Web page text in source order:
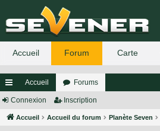
ac
co
Accueil Forums
Connexion Inscription
Accueil Accueil du forum Planète Seven